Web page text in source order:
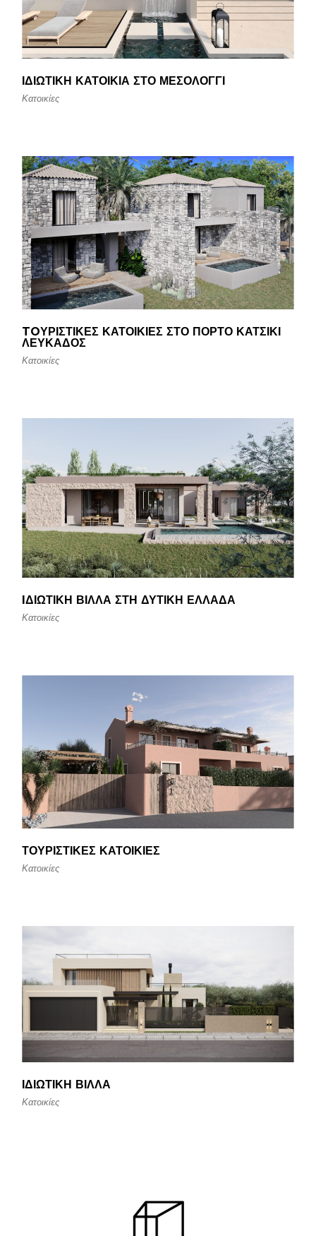
ΙΔΙΩΤΙΚΉ ΚΑΤΟΙΚΊΑ ΣΤΟ ΜΕΣΟΛΌΓΓΙ
Κατοικίες
TOΥΡΙΣΤΙΚΈΣ ΚΑΤΟΙΚΊΕΣ ΣΤΟ ΠΌΡΤΟ ΚΑΤΣΊΚΙ
ΛΕΥΚΆΔΟΣ
Κατοικίες
IΔΙΩΤΙΚΉ ΒΊΛΛΑ ΣΤΗ ΔΥΤΙΚΉ ΕΛΛΆΔΑ
Κατοικίες
ΤΟΥΡΙΣΤΙΚΈΣ ΚΑΤΟΙΚΊΕΣ
Κατοικίες
ΙΔΙΩΤΙΚΉ ΒΊΛΛΑ
Κατοικίες